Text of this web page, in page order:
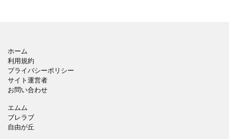
ホーム
利用規約
プライバシーポリシー
サイト運営者
お問い合わせ
エムム
ブレラブ
自由が丘